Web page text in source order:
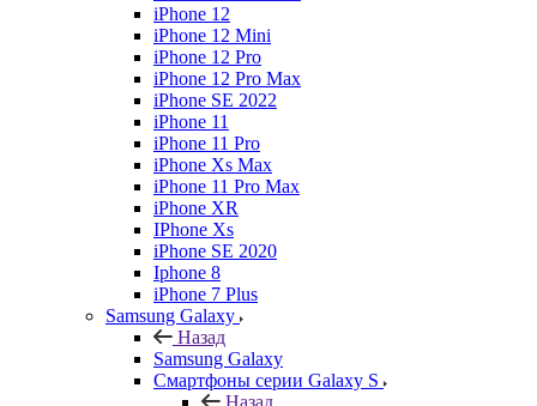
iPhone 12
iPhone 12 Mini
iPhone 12 Pro
iPhone 12 Pro Max
iPhone SE 2022
iPhone 11
iPhone 11 Pro
iPhone Xs Max
iPhone 11 Pro Max
iPhone XR
IPhone Xs
iPhone SE 2020
Iphone 8
iPhone 7 Plus
Samsung Galaxy
Назад
Samsung Galaxy
Смартфоны серии Galaxy S
Назад